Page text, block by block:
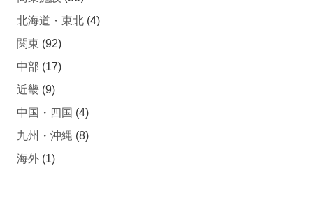
北海道・東北 (4)
関東 (92)
中部 (17)
近畿 (9)
中国・四国 (4)
九州・沖縄 (8)
海外 (1)